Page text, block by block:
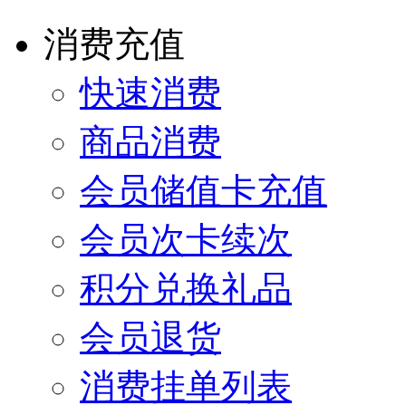
消费充值
快速消费
商品消费
会员储值卡充值
会员次卡续次
积分兑换礼品
会员退货
消费挂单列表